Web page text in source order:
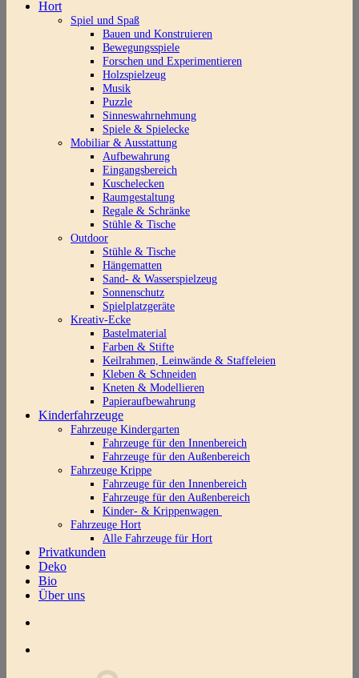
Hort
Spiel und Spaß
Bauen und Konstruieren
Bewegungsspiele
Forschen und Experimentieren
Holzspielzeug
Musik
Puzzle
Sinneswahrnehmung
Spiele & Spielecke
Mobiliar & Ausstattung
Aufbewahrung
Eingangsbereich
Kuschelecken
Raumgestaltung
Regale & Schränke
Stühle & Tische
Outdoor
Stühle & Tische
Hängematten
Sand- & Wasserspielzeug
Sonnenschutz
Spielplatzgeräte
Kreativ-Ecke
Bastelmaterial
Farben & Stifte
Keilrahmen, Leinwände & Staffeleien
Kleben & Schneiden
Kneten & Modellieren
Papieraufbewahrung
Kinderfahrzeuge
Fahrzeuge Kindergarten
Fahrzeuge für den Innenbereich
Fahrzeuge für den Außenbereich
Fahrzeuge Krippe
Fahrzeuge für den Innenbereich
Fahrzeuge für den Außenbereich
Kinder- & Krippenwagen
Fahrzeuge Hort
Alle Fahrzeuge für Hort
Privatkunden
Deko
Bio
Über uns